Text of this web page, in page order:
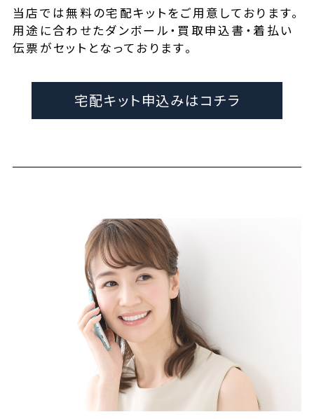
当店では無料の宅配キットをご用意しております。
用途に合わせたダンボール・買取申込書・着払い
伝票がセットとなっております。
宅配キット申込みはコチラ